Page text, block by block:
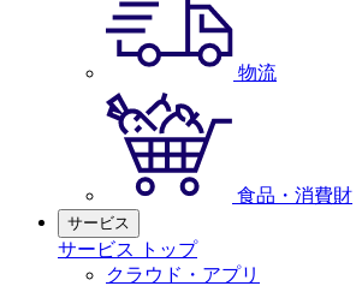
物流
食品・消費財
サービス
サービス トップ
クラウド・アプリ